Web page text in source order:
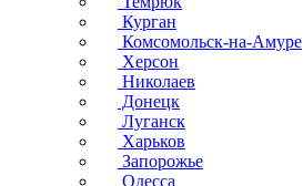
Курган
Комсомольск-на-Амуре
Херсон
Николаев
Донецк
Луганск
Харьков
Запорожье
Одесса